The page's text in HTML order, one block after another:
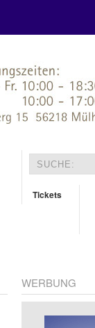
Tickets
WERBUNG